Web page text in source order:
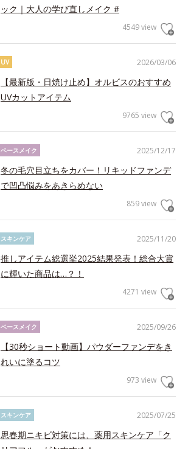
ック｜大人の学び直しメイク #
4549 view
2026/03/06
UV
【最新版・日焼け止め】オルビスのおすすめ
UVカットアイテム
9765 view
2025/12/17
ベースメイク
冬の毛穴目立ちをカバー！リキッドファンデ
で凹凸悩みをあきらめない
859 view
2025/11/20
スキンケア
推しアイテム総選挙2025結果発表！総合大賞
に輝いた商品は…？！
4271 view
2025/09/26
ベースメイク
【30秒ショート動画】パウダーファンデをき
れいに塗るコツ
973 view
2025/07/25
スキンケア
思春期ニキビ対策には、薬用スキンケア「ク